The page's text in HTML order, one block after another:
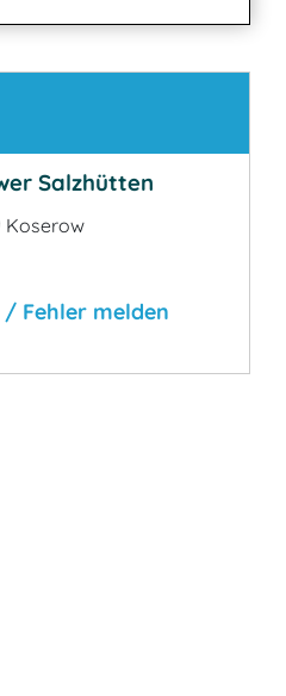
Salzhütten
Koserow
/ Fehler melden